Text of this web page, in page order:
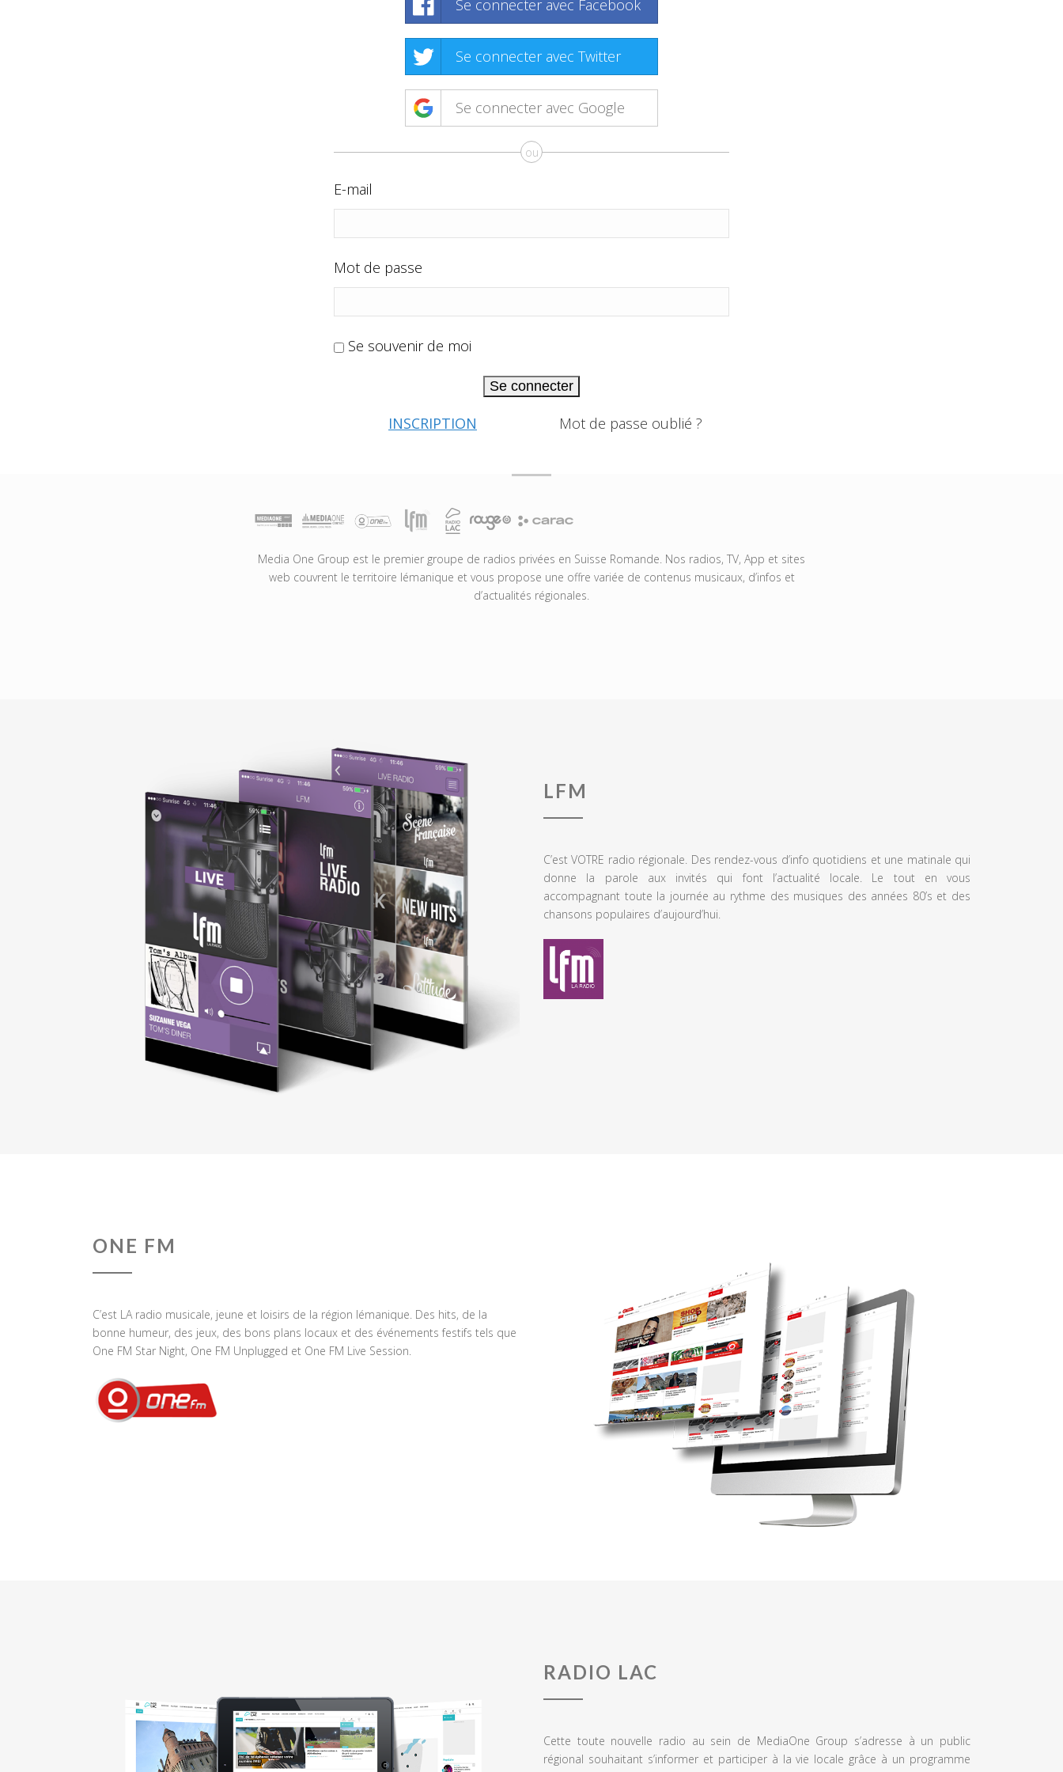
Se connecter avec Facebook
Se connecter avec Twitter
Se connecter avec Google
ou
E-mail
Mot de passe
Se souvenir de moi
Se connecter
INSCRIPTION Mot de passe oublié ?
Media One Group est le premier groupe de radios privées en Suisse Romande. Nos radios, TV, App et sites
web couvrent le territoire lémanique et vous propose une offre variée de contenus musicaux, d’infos et
d’actualités régionales.
LFM
C’est VOTRE radio régionale. Des rendez-vous d’info quotidiens et une matinale qui
donne la parole aux invités qui font l’actualité locale. Le tout en vous
accompagnant toute la journée au rythme des musiques des années 80’s et des
chansons populaires d’aujourd’hui.
ONE FM
C’est LA radio musicale, jeune et loisirs de la région lémanique. Des hits, de la
bonne humeur, des jeux, des bons plans locaux et des événements festifs tels que
One FM Star Night, One FM Unplugged et One FM Live Session.
RADIO LAC
Cette toute nouvelle radio au sein de MediaOne Group s’adresse à un public
régional souhaitant s’informer et participer à la vie locale grâce à un programme